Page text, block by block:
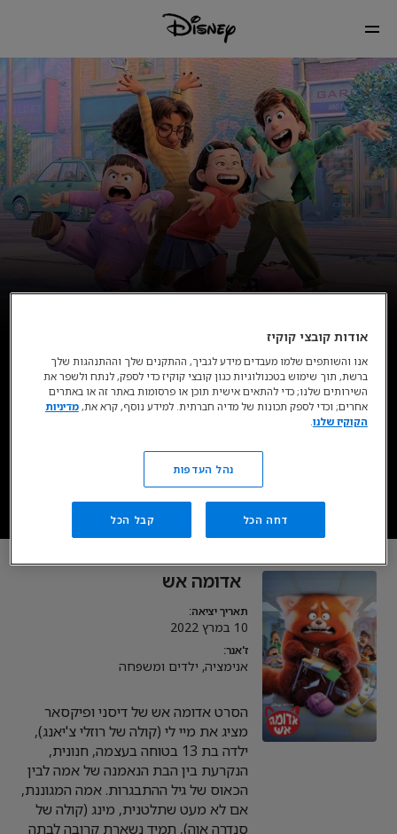
זמין בסטרימינג כעת בדיסני+*
עכשיו ב- DISNEY+
* כפוף לרכישת מינוי, מגיל 18. כפוף לתנאי השימוש.
אדומה אש
תאריך יציאה:
10 במרץ 2022
ז'אנר:
אנימציה, ילדים ומשפחה
הסרט אדומה אש של דיסני ופיקסאר
מציג את מיי לי (קולה של רוזלי צ'יאנג),
ילדה בת 13 בטוחה בעצמה, חנונית,
הנקרעת בין הבת הנאמנה של אמה לבין
הכאוס של גיל ההתבגרות. אמה המגוננת,
אם לא מעט שתלטנית, מינג (קולה של
סנדרה אוה), תמיד נשארת קרובה לבתה
אודות קובצי קוקיז
אנו והשותפים שלמו מעבדים מידע לגביך, ההתקנים שלך וההתנהגות שלך
ברשת, תוך שימוש בטכנולוגיות כגון קובצי קוקיז כדי לספק, לנתח ולשפר את
השירותים שלנו; כדי להתאים אישית תוכן או פרסומות באתר זה או באתרים
אחרים; וכדי לספק תכונות של מדיה חברתית. למידע נוסף, קרא את,מדיניות
הקוקיז שלנו.
נהל העדפות
דחה הכל קבל הכל